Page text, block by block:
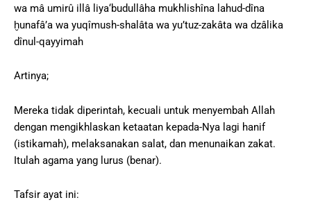
wa mâ umirû illâ liya‘budullâha mukhlishîna lahud-dîna
ḫunafâ’a wa yuqîmush-shalâta wa yu’tuz-zakâta wa dzâlika
dînul-qayyimah
Artinya;
Mereka tidak diperintah, kecuali untuk menyembah Allah
dengan mengikhlaskan ketaatan kepada-Nya lagi hanif
(istikamah), melaksanakan salat, dan menunaikan zakat.
Itulah agama yang lurus (benar).
Tafsir ayat ini: